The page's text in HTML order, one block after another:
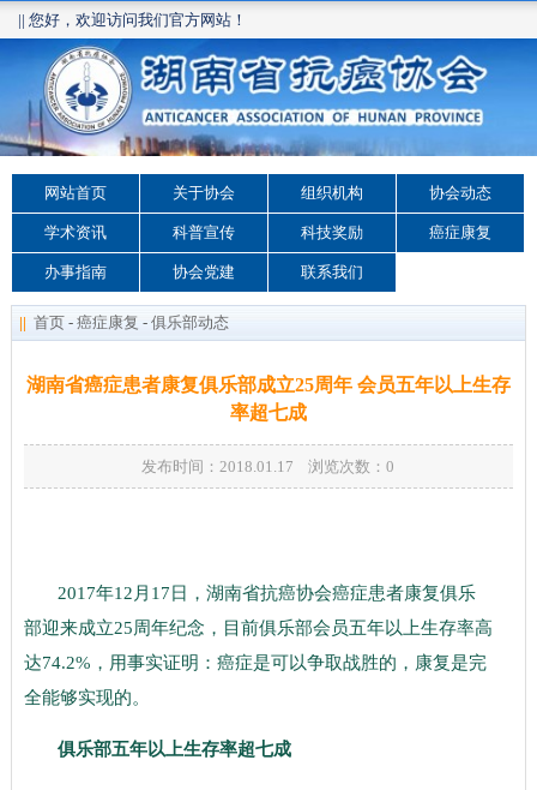
|| 您好，欢迎访问我们官方网站！
网站首页 关于协会 组织机构 协会动态
学术资讯 科普宣传 科技奖励 癌症康复
办事指南 协会党建 联系我们
|| 首页 - 癌症康复 - 俱乐部动态
湖南省癌症患者康复俱乐部成立25周年 会员五年以上生存
率超七成
发布时间：2018.01.17 浏览次数：0
2017年12月17日，湖南省抗癌协会癌症患者康复俱乐
部迎来成立25周年纪念，目前俱乐部会员五年以上生存率高
达74.2%，用事实证明：癌症是可以争取战胜的，康复是完
全能够实现的。
俱乐部五年以上生存率超七成